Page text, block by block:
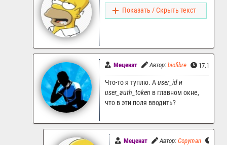
Показать / Скрыть текст
Меценат Автор: biofibre
Что-то я туплю. Аuser_id и
user_auth_token в главном окне,
что в эти поля вводить?
Меценат Автор: Copyman